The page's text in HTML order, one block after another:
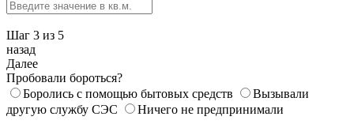
Шаг 3 из 5
назад
Далее
Пробовали бороться?
Боролись с помощью бытовых средств
Вызывали
другую службу СЭС
Ничего не предпринимали